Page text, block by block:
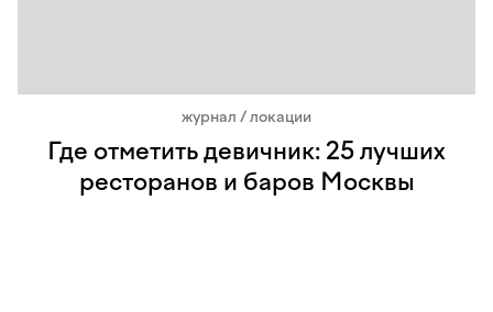
журнал / локации
Где отметить девичник: 25 лучших
ресторанов и баров Москвы